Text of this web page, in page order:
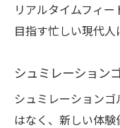
リアルタイムフィ
目指す忙しい現代人
シュミレーション
シュミレーション
はなく、新しい体